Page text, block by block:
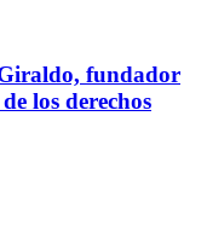
fundador
los derechos